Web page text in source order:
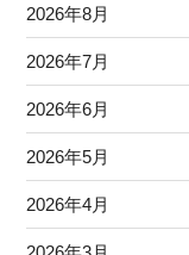
2026年8月
2026年7月
2026年6月
2026年5月
2026年4月